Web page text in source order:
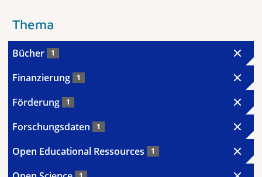
Thema
Bücher 1
Finanzierung 1
Förderung 1
Forschungsdaten 1
Open Educational Ressources 1